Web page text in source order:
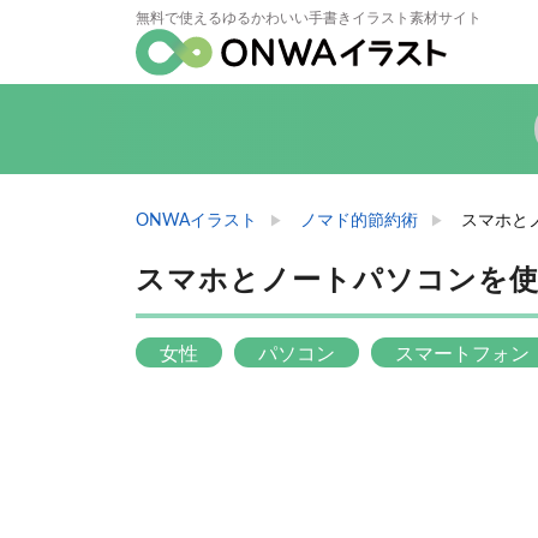
無料で使えるゆるかわいい手書きイラスト素材サイト
ONWAイラスト ノマド的節約術 スマホと
スマホとノートパソコンを
女性 パソコン スマートフォン